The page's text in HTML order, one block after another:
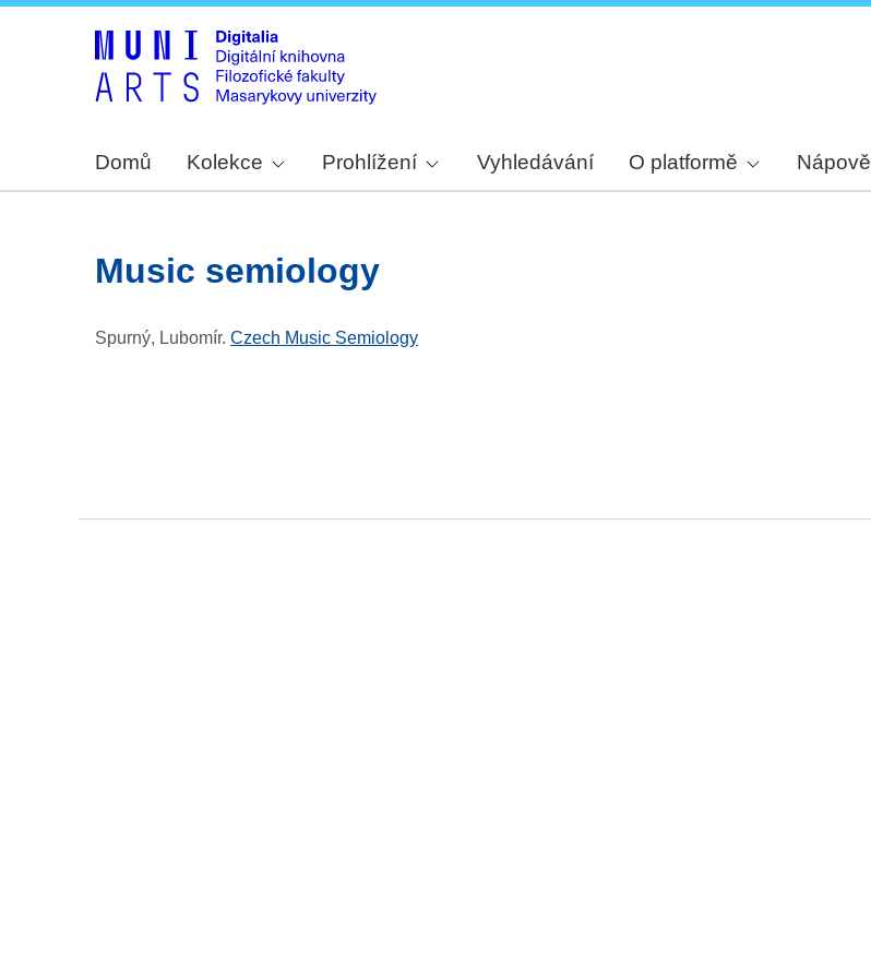
Domů Kolekce Prohlížení Vyhledávání O platformě
music semiology
Spurný, Lubomír. Czech Music Semiology